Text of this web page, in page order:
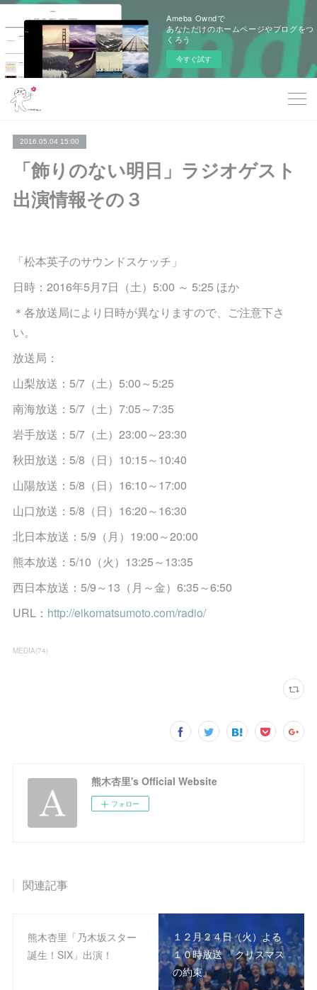
Ameba Owndで
あなただけのホームページやブログをつ
くろう
今すぐ試す
2016.05.04 15:00
「飾りのない明日」ラジオゲスト
出演情報その３
「松本英子のサウンドスケッチ」
日時：2016年5月7日（土）5:00 ～ 5:25 ほか
＊各放送局により日時が異なりますので、ご注意下さ
い。
放送局：
山梨放送：5/7（土）5:00～5:25
南海放送：5/7（土）7:05～7:35
岩手放送：5/7（土）23:00～23:30
秋田放送：5/8（日）10:15～10:40
山陽放送：5/8（日）16:10～17:00
山口放送：5/8（日）16:20～16:30
北日本放送：5/9（月）19:00～20:00
熊本放送：5/10（火）13:25～13:35
西日本放送：5/9～13（月～金）6:35～6:50
URL： http://eikomatsumoto.com/radio/
MEDIA(74)
熊木杏里's Official Website
フォロー
関連記事
熊木杏里「乃木坂スター
誕生！SIX」出演！
１２月２４日（火）よる
１０時放送 『クリスマス
の約束』